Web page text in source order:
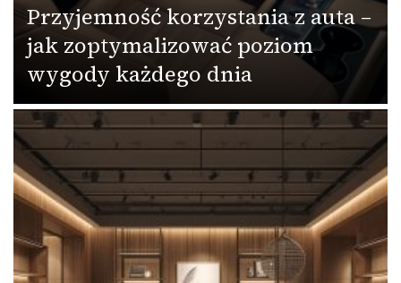
Przyjemność korzystania z auta –
jak zoptymalizować poziom
wygody każdego dnia